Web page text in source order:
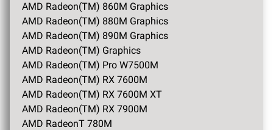
AMD Radeon(TM) 860M Graphics
AMD Radeon(TM) 880M Graphics
AMD Radeon(TM) 890M Graphics
AMD Radeon(TM) Graphics
AMD Radeon(TM) Pro W7500M
AMD Radeon(TM) RX 7600M
AMD Radeon(TM) RX 7600M XT
AMD Radeon(TM) RX 7900M
AMD RadeonT 780M